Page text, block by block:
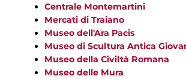
Centrale Montemartini
Mercati di Traiano
Museo dell'Ara Pacis
Museo di Scultura Antica
Museo della Civiltà Romana
Museo delle Mura